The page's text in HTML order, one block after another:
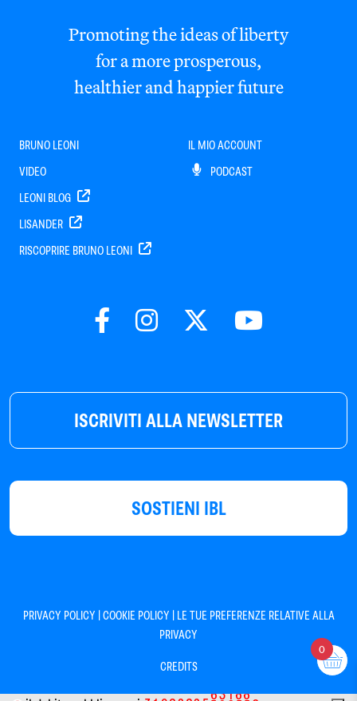
ISCRIVITI ALLA NEWSLETTER
SOSTIENI IBL
Promoting the ideas of liberty
for a more prosperous,
healthier and happier future
BRUNO LEONI
VIDEO
LEONI BLOG
LISANDER
RISCOPRIRE BRUNO LEONI
IL MIO ACCOUNT
PODCAST
PRIVACY POLICY |COOKIE POLICY | LE TUE PREFERENZE RELATIVE ALLA
PRIVACY
CREDITS
0